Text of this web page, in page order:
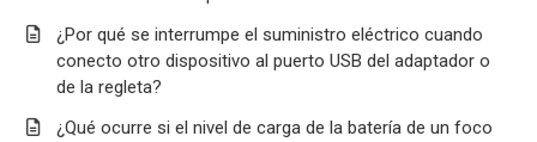
¿Por qué se interrumpe el suministro eléctrico cuando
conecto otro dispositivo al puerto USB del adaptador o
de la regleta?
¿Qué ocurre si el nivel de carga de la batería de un foco